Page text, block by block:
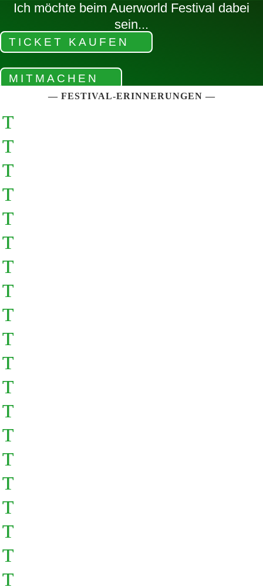
Ich möchte beim Auerworld Festival dabei
sein...
TICKET KAUFEN
MITMACHEN
— FESTIVAL-ERINNERUNGEN —